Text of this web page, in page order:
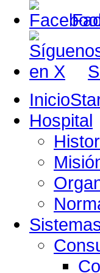
Inicio
Hospital